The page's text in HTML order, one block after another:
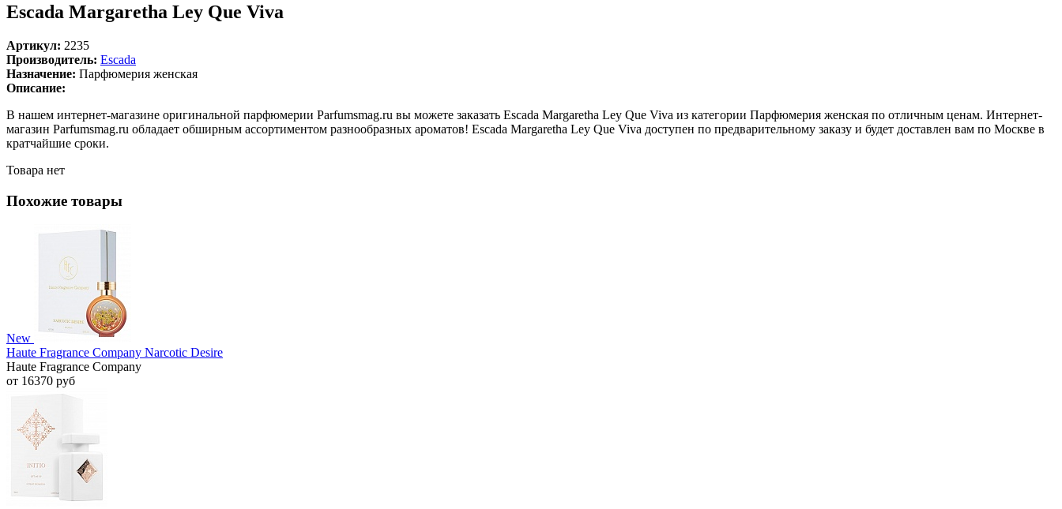
Escada Margaretha Ley Que Viva
Артикул: 2235
Производитель: Escada
Назначение: Парфюмерия женская
Описание:
В нашем интернет-магазине оригинальной парфюмерии Parfumsmag.ru вы можете заказать Escada Margaretha Ley Que Viva из категории Парфюмерия женская по отличным ценам. Интернет-
магазин Parfumsmag.ru обладает обширным ассортиментом разнообразных ароматов! Escada Margaretha Ley Que Viva доступен по предварительному заказу и будет доставлен вам по Москве в
кратчайшие сроки.
Товара нет
Похожие товары
New
Haute Fragrance Company Narcotic Desire
Haute Fragrance Company
от 16370 руб